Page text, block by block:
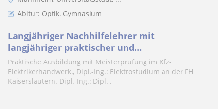
Abitur: Optik, Gymnasium
Langjähriger Nachhilfelehrer mit
langjähriger praktischer und
wissenschaftlicher Tätigkeit
Praktische Ausbildung mit Meisterprüfung im Kfz-
Elektrikerhandwerk., Dipl.-Ing.: Elektrostudium an der FH
Kaiserslautern. Dipl.-Ing.: Dipl...